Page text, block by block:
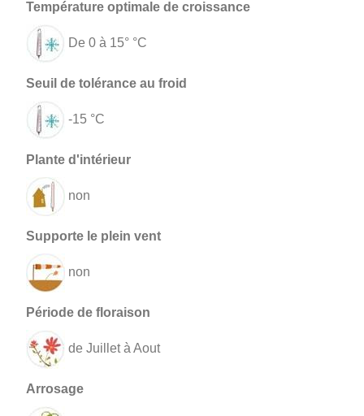
De 0 à 15° °C
-15 °C
non
non
de Juillet à Aout